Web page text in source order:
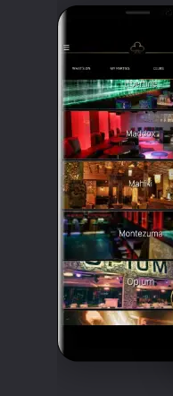
Comptes
sociaux
Clubbable: